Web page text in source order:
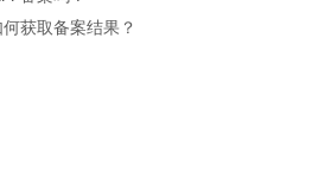
获取备案结果？